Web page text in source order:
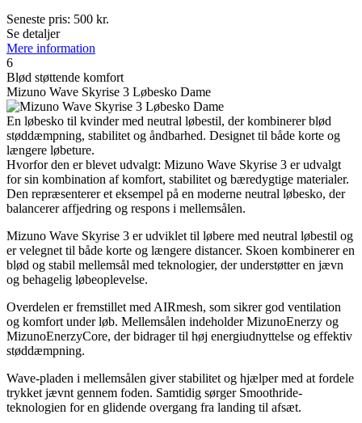
Seneste pris: 500 kr.
Se detaljer
Mere information
6
Blød støttende komfort
Mizuno Wave Skyrise 3 Løbesko Dame
En løbesko til kvinder med neutral løbestil, der kombinerer blød
støddæmpning, stabilitet og åndbarhed. Designet til både korte og
længere løbeture.
Hvorfor den er blevet udvalgt: Mizuno Wave Skyrise 3 er udvalgt
for sin kombination af komfort, stabilitet og bæredygtige materialer.
Den repræsenterer et eksempel på en moderne neutral løbesko, der
balancerer affjedring og respons i mellemsålen.
Mizuno Wave Skyrise 3 er udviklet til løbere med neutral løbestil og
er velegnet til både korte og længere distancer. Skoen kombinerer en
blød og stabil mellemsål med teknologier, der understøtter en jævn
og behagelig løbeoplevelse.
Overdelen er fremstillet med AIRmesh, som sikrer god ventilation
og komfort under løb. Mellemsålen indeholder MizunoEnerzy og
MizunoEnerzyCore, der bidrager til høj energiudnyttelse og effektiv
støddæmpning.
Wave-pladen i mellemsålen giver stabilitet og hjælper med at fordele
trykket jævnt gennem foden. Samtidig sørger Smoothride-
teknologien for en glidende overgang fra landing til afsæt.